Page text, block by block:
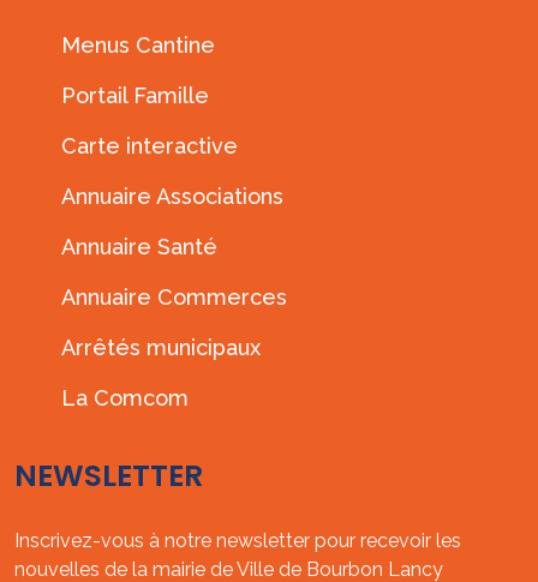
Menus Cantine
Portail Famille
Carte interactive
Annuaire Associations
Annuaire Santé
Annuaire Commerces
Arrêtés municipaux
La Comcom
NEWSLETTER
Inscrivez-vous à notre newsletter pour recevoir les
nouvelles de la mairie de Ville de Bourbon Lancy